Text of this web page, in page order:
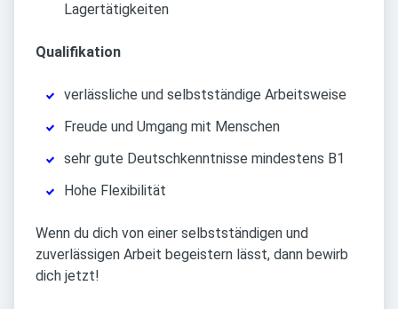
Lagertätigkeiten
Qualifikation
verlässliche und selbstständige Arbeitsweise
Freude und Umgang mit Menschen
sehr gute Deutschkenntnisse mindestens B1
Hohe Flexibilität
Wenn du dich von einer selbstständigen und
zuverlässigen Arbeit begeistern lässt, dann bewirb
dich jetzt!